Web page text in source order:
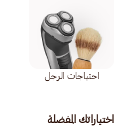
احتياجات الرجل
اختياراتك المفضلة